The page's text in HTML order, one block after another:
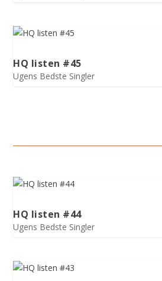
HQ listen #45
Ugens Bedste Singler
HQ listen #44
Ugens Bedste Singler